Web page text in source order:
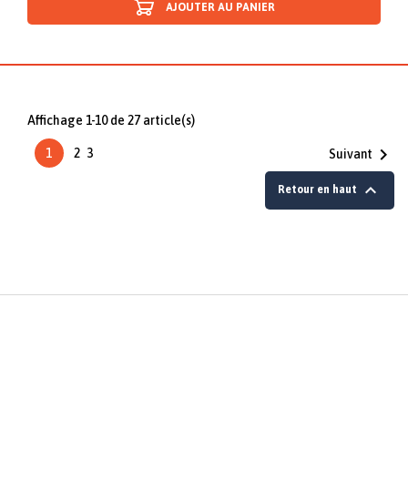
AJOUTER AU PANIER
Affichage 1-10 de 27 article(s)
1 2 3 Suivant 
Retour en haut 